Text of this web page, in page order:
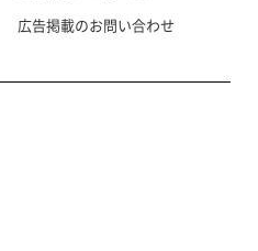
広告掲載のお問い合わせ